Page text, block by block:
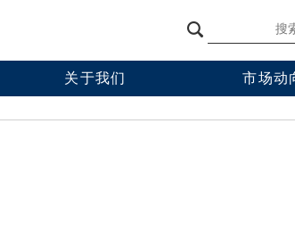
关于我们 市场动
学术会议